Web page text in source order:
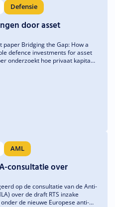
Defensie
door asset
paper Bridging the Gap: How a
defence investments for asset
onderzoekt hoe privaat kapitaal
AML
consultatie over
op de consultatie van de Anti-
over de draft RTS inzake
de nieuwe Europese anti-